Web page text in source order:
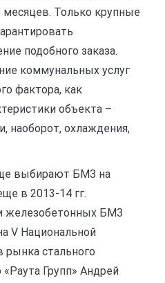
Только крупные
подобного заказа.
коммунальных услуг
фактора, как
объекта –
наоборот, охлаждения,
выбирают БМЗ на
в 2013-14 гг.
железобетонных БМЗ
V Национальной
рынка стального
Групп» Андрей